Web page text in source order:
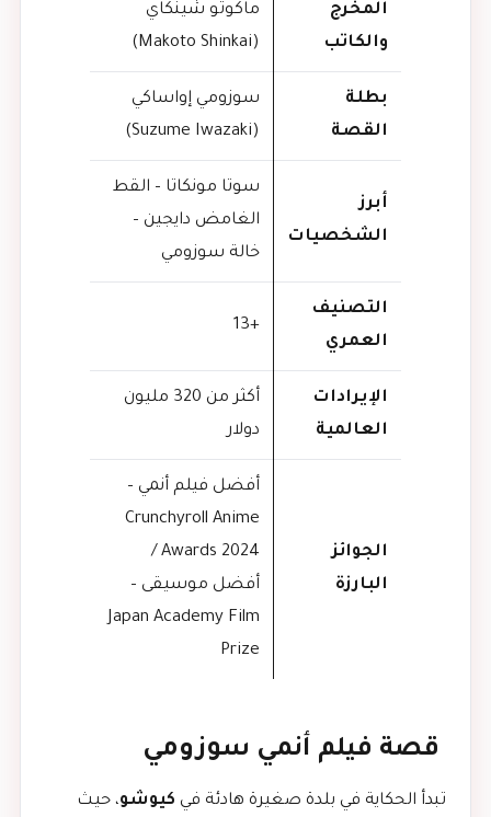
المخرج
والكاتب
ماكوتو شينكاي
(Makoto Shinkai)
بطلة
القصة
سوزومي إواساكي
(Suzume Iwazaki)
أبرز
الشخصيات
سوتا مونكاتا – القط
الغامض دايجين –
خالة سوزومي
التصنيف
العمري
+13
الإيرادات
العالمية
أكثر من 320 مليون
دولار
الجوائز
البارزة
أفضل فيلم أنمي –
Crunchyroll Anime
Awards 2024 /
أفضل موسيقى –
Japan Academy Film
Prize
قصة فيلم أنمي سوزومي
تبدأ الحكاية في بلدة صغيرة هادئة في كيوشو، حيث